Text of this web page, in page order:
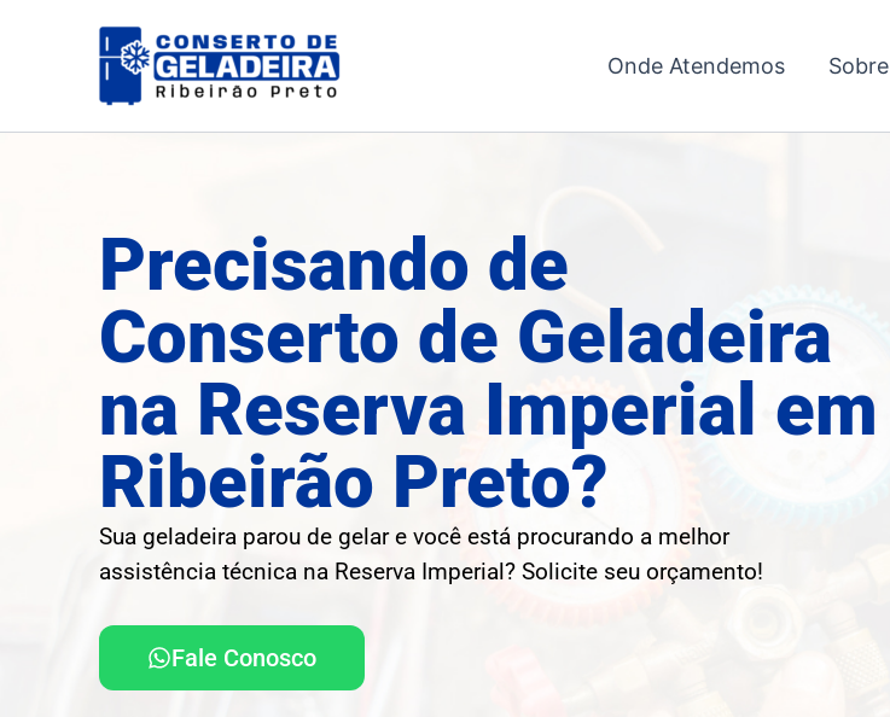
Onde Atendemos Sobre
Precisando de
Conserto de Geladeira
na Reserva Imperial em
Ribeirão Preto?
Sua geladeira parou de gelar e você está procurando a melhor
assistência técnica na Reserva Imperial? Solicite seu orçamento!
Fale Conosco